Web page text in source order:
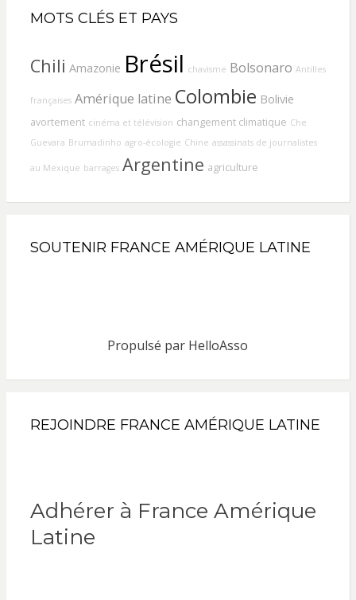
MOTS CLÉS ET PAYS
Chili Amazonie Brésil chavisme Bolsonaro Antilles
françaises Amérique latine Colombie Bolivie
avortement cinéma et télévision changement climatique Che
Guevara Brumadinho agro-écologie Chine assassinats de journalistes
au Mexique barrages Argentine agriculture
SOUTENIR FRANCE AMÉRIQUE LATINE
Propulsé par HelloAsso
REJOINDRE FRANCE AMÉRIQUE LATINE
Adhérer à France Amérique
Latine